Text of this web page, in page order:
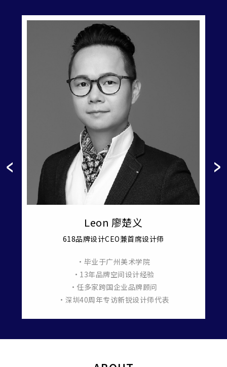
Leon 廖楚义
618品牌设计CEO兼首席设计师
•毕业于广州美术学院
•13年品牌空间设计经验
•任多家跨国企业品牌顾问
•深圳40周年专访新锐设计师代表